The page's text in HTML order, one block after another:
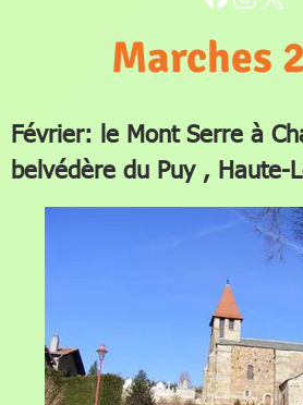
Marches
Février: le Mont Serre à
belvédère du Puy , Haute-